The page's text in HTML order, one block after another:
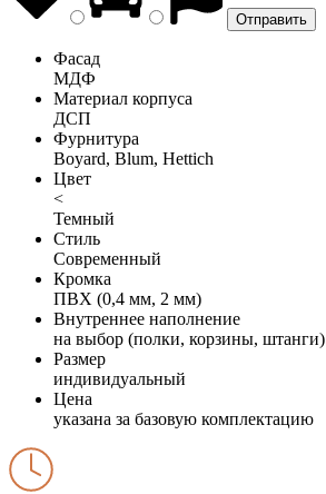
Фасад
МДФ
Материал корпуса
ДСП
Фурнитура
Boyard, Blum, Hettich
Цвет
<
Темный
Стиль
Современный
Кромка
ПВХ (0,4 мм, 2 мм)
Внутреннее наполнение
на выбор (полки, корзины, штанги)
Размер
индивидуальный
Цена
указана за базовую комплектацию